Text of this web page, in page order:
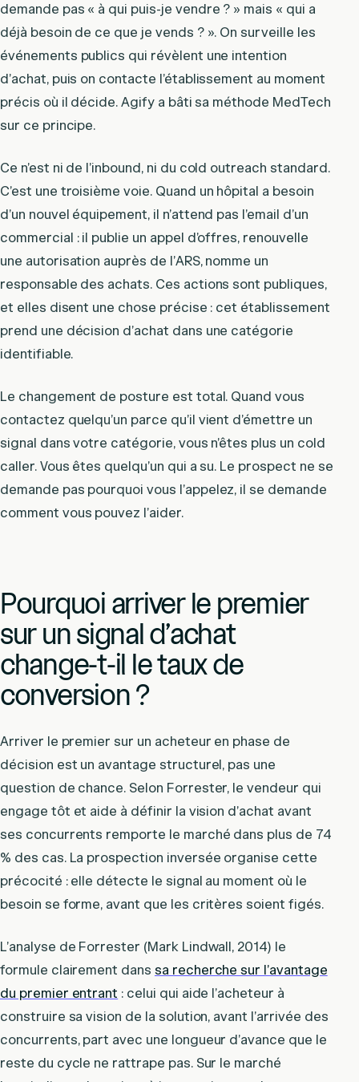
demande pas « à qui puis-je vendre ? » mais « qui a
déjà besoin de ce que je vends ? ». On surveille les
événements publics qui révèlent une intention
d’achat, puis on contacte l’établissement au moment
précis où il décide. Agify a bâti sa méthode MedTech
sur ce principe.
Ce n’est ni de l’inbound, ni du cold outreach standard.
C’est une troisième voie. Quand un hôpital a besoin
d’un nouvel équipement, il n’attend pas l’email d’un
commercial : il publie un appel d’offres, renouvelle
une autorisation auprès de l’ARS, nomme un
responsable des achats. Ces actions sont publiques,
et elles disent une chose précise : cet établissement
prend une décision d’achat dans une catégorie
identifiable.
Le changement de posture est total. Quand vous
contactez quelqu’un parce qu’il vient d’émettre un
signal dans votre catégorie, vous n’êtes plus un cold
caller. Vous êtes quelqu’un qui a su. Le prospect ne se
demande pas pourquoi vous l’appelez, il se demande
comment vous pouvez l’aider.
Pourquoi arriver le premier
sur un signal d’achat
change-t-il le taux de
conversion ?
Arriver le premier sur un acheteur en phase de
décision est un avantage structurel, pas une
question de chance. Selon Forrester, le vendeur qui
engage tôt et aide à définir la vision d’achat avant
ses concurrents remporte le marché dans plus de 74
% des cas. La prospection inversée organise cette
précocité : elle détecte le signal au moment où le
besoin se forme, avant que les critères soient figés.
L’analyse de Forrester (Mark Lindwall, 2014) le
formule clairement dans sa recherche sur l’avantage
du premier entrant : celui qui aide l’acheteur à
construire sa vision de la solution, avant l’arrivée des
concurrents, part avec une longueur d’avance que le
reste du cycle ne rattrape pas. Sur le marché